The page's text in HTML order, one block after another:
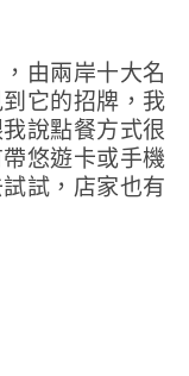
它的招牌，我
說點餐方式很
悠遊卡或手機
試，店家也有